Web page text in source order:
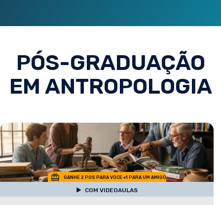
PÓS-GRADUAÇÃO
EM ANTROPOLOGIA
GANHE 2 POS PARA VOCE +1 PARA UM AMIGO
COM VIDEOAULAS